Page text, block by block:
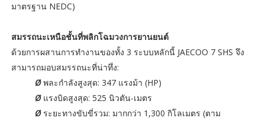
มาตรฐาน NEDC)
สมรรถนะเหนือชั้นที่พลิกโฉมวงการยานยนต์
ด้วยการผสานการทำงานของทั้ง 3 ระบบหลักนี้ JAECOO 7 SHS จึง
สามารถมอบสมรรถนะที่น่าทึ่ง:
Øพละกำลังสูงสุด: 347 แรงม้า (HP)
Øแรงบิดสูงสุด: 525 นิวตัน-เมตร
Øระยะทางขับขี่รวม: มากกว่า 1,300 กิโลเมตร (ตาม